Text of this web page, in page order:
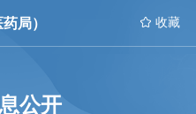
局）  收藏
公开